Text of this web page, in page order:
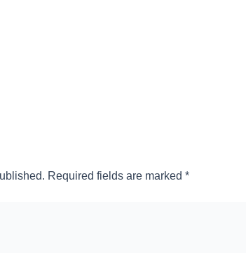
Required fields are marked *